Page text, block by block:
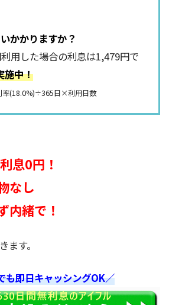
かかりますか？
用した場合の利息は1,479円で
施中！
率(18.0%)÷365日×利用日数
息0円！
なし
内緒で！
す。
も即日キャッシングOK／